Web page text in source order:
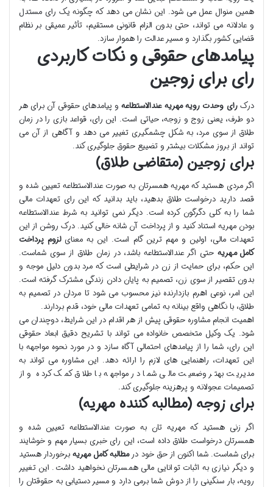
همین منوال عمل می شود. این نشان می دهد که چگونه یک رای مستدل
و عادلانه می تواند، حتی بدون الزام قانونی مستقیم، تأثیر عمیقی بر نظام
قضایی کشور بگذارد و مسیر عدالت را هموار سازد.
پیامدهای حقوقی و نکات کاربردی
رای برای زوجین
درکرای وحدت رویه مهریه عندالاستطاعهو پیامدهای حقوقی آن برای هر
دو طرف، یعنی زوج و زوجه، حیاتی است. این رای، قواعد بازی را در زمان
طلاق از سوی مرد، به شکل چشمگیری تغییر می دهد و آگاهی از آن می
تواند از بروز مشکلات بیشتر و تضییع حقوق جلوگیری کند.
برای زوجین (متقاضی طلاق)
اگر مردی هستید که مهریه همسرتان به صورت عندالاستطاعه تعیین شده و
قصد دارید درخواست طلاق بدهید، باید بدانید که این رای تعهدات مالی
شما را به کلی دگرگون کرده است. دیگر نمی توانید به شرط عندالاستطاعه
بودن مهریه استناد کنید و از پرداخت آن شانه خالی کنید. درک روشن از این
تعهدات مالی، اولین و مهم ترین گام است. این به معنایلزوم پرداخت
کامل مهریهحتی اگر عندالاستطاعه باشد، در زمان طلاق از سوی شماست.
این حکم، برای حمایت از زن در شرایطی است که مرد بدون دلیل موجه و
بدون تقصیر از سوی زن، تصمیم به پایان دادن زندگی مشترک گرفته است.
این امر، نوعی اهرم بازدارنده نیز محسوب می شود تا مردان در تصمیم به
طلاق، با نگاهی واقع بینانه به تمامی تعهدات مالی خود، قدم بردارند.
اهمیت انجام مشاوره حقوقی پیش از هر اقدام در این شرایط، دوچندان می
شود. یک وکیل متخصص خانواده می تواند با تشریح دقیق ابعاد حقوقی
این رای، شما را از پیامدهای احتمالی آگاه سازد و در مورد نحوه مواجهه با
این تعهدات، راهنمایی های لازم را ارائه دهد. این مشاوره می تواند به
مدیریت بهتر وضعیت مالی شما در مواجهه با طلاق کمک کرده و از
تصمیمات عجولانه و پرهزینه جلوگیری کند.
برای زوجه (مطالبه کننده مهریه)
اگر زنی هستید که مهریه تان به صورت عندالاستطاعه تعیین شده و
همسرتان درخواست طلاق داده است، این رای خبری بسیار مهم و خوشایند
برای شماست. شما اکنون از حق خود درمطالبه کامل مهریهبرخوردار هستید
و دیگر نیازی به اثبات توانایی مالی همسرتان نخواهید داشت. این تغییر
رویه، بار سنگینی را از دوش شما برمی دارد و مسیر دستیابی به حقوقتان را